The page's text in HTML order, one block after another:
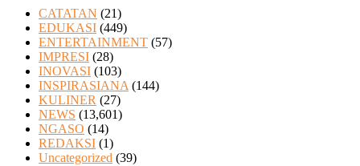
CATATAN (21)
EDUKASI (449)
ENTERTAINMENT (57)
IMPRESI (28)
INOVASI (103)
INSPIRASIANA (144)
KULINER (27)
NEWS (13,601)
NGASO (14)
REDAKSI (1)
Uncategorized (39)